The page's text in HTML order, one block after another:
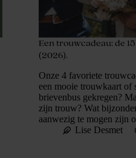
Een trouwcadeau: de
(2026).
Onze 4 favoriete
een mooie trouwkaart of
brievenbus gekregen?
zijn trouw? Wat
aanwezig te mogen zijn
Lise Desmet